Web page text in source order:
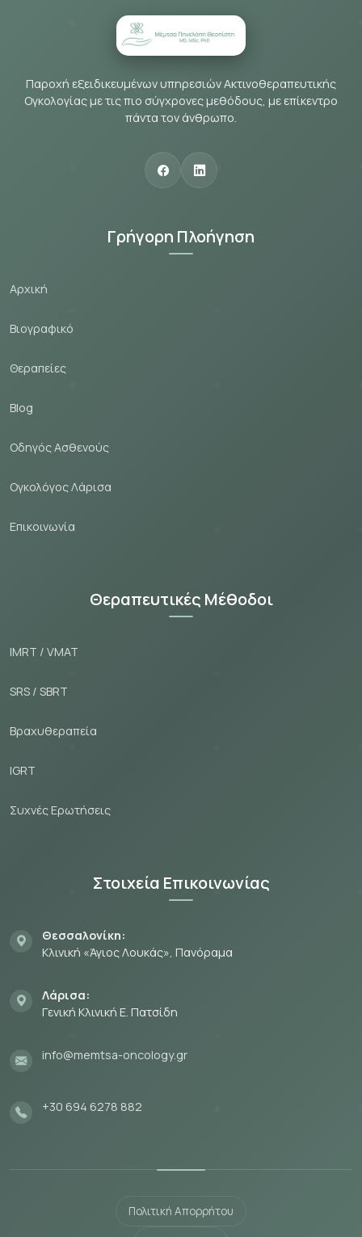
Παροχή εξειδικευμένων υπηρεσιών Ακτινοθεραπευτικής
Ογκολογίας με τις πιο σύγχρονες μεθόδους, με επίκεντρο
πάντα τον άνθρωπο.
Γρήγορη Πλοήγηση
Αρχική
Βιογραφικό
Θεραпείες
Blog
Οδηγός Ασθενούς
Ογκολόγος Λάρισα
Εпικοινωνία
Θεραπευτικές Μέθοδοι
IMRT / VMAT
SRS / SBRT
Βραχυθεραπεία
IGRT
Συχνές Ερωτήσεις
Στοιχεία Επικοινωνίας
Θεσσαλονίκη:
Κλινική «Άγιος Λουκάς», Πανόραμα
Λάρισα:
Γενική Κλινική Ε. Πατσίδη
info@memtsa-oncology.gr
+30 694 6278 882
Πολιτική Απορρήτου